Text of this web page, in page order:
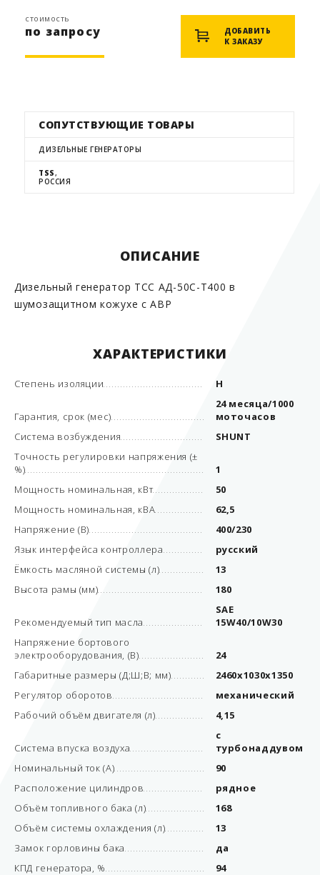
стоимость
по запросу
ДОБАВИТЬ
К ЗАКАЗУ
СОПУТСТВУЮЩИЕ ТОВАРЫ
ДИЗЕЛЬНЫЕ ГЕНЕРАТОРЫ
TSS,
РОССИЯ
ОПИСАНИЕ
Дизельный генератор ТСС АД-50С-Т400 в
шумозащитном кожухе с АВР
ХАРАКТЕРИСТИКИ
Степень изоляции Н
Гарантия, срок (мес)
24 месяца/1000
моточасов
Система возбуждения
SHUNT
Точность регулировки напряжения (±
%)
1
Мощность номинальная, кВт
50
Мощность номинальная, кВА
62,5
Напряжение (В)
400/230
Язык интерфейса контроллера
русский
Ёмкость масляной системы (л)
13
Высота рамы (мм)
180
Рекомендуемый тип масла
SAE
15W40/10W30
Напряжение бортового
электрооборудования, (В)
24
Габаритные размеры (Д;Ш;В; мм)
2460x1030x1350
Регулятор оборотов
механический
Рабочий объём двигателя (л)
4,15
Система впуска воздуха
с
турбонаддувом
Номинальный ток (А)
90
Расположение цилиндров
рядное
Объём топливного бака (л)
168
Объём системы охлаждения (л)
13
Замок горловины бака
да
КПД генератора, %
94